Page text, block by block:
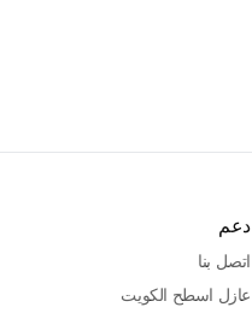
دعم
اتصل بنا
عازل اسطح الكويت